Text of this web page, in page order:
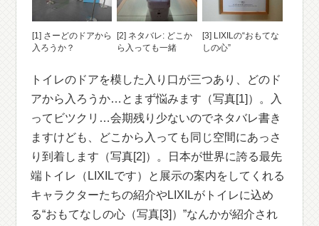
[1] さーどのドアから
入ろうか？
[2] ネタバレ: どこか
ら入っても一緒
[3] LIXILの“おもてな
しの心”
トイレのドアを模した入り口が三つあり、どのド
アから入ろうか…とまず悩みます（写真[1]）。入
ってビツクリ…会期残り少ないのでネタバレ書き
ますけども、どこから入っても同じ空間にあっさ
り到着します（写真[2]）。日本が世界に誇る最先
端トイレ（LIXILです）と展示の案内をしてくれる
キャラクターたちの紹介やLIXILがトイレに込め
る“おもてなしの心（写真[3]）”なんかが紹介され